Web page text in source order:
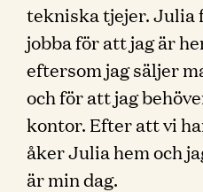
tekniska tjejer.
jobba för att jag är
eftersom jag säljer
och för att jag
kontor. Efter att vi
åker Julia hem och
är min dag.